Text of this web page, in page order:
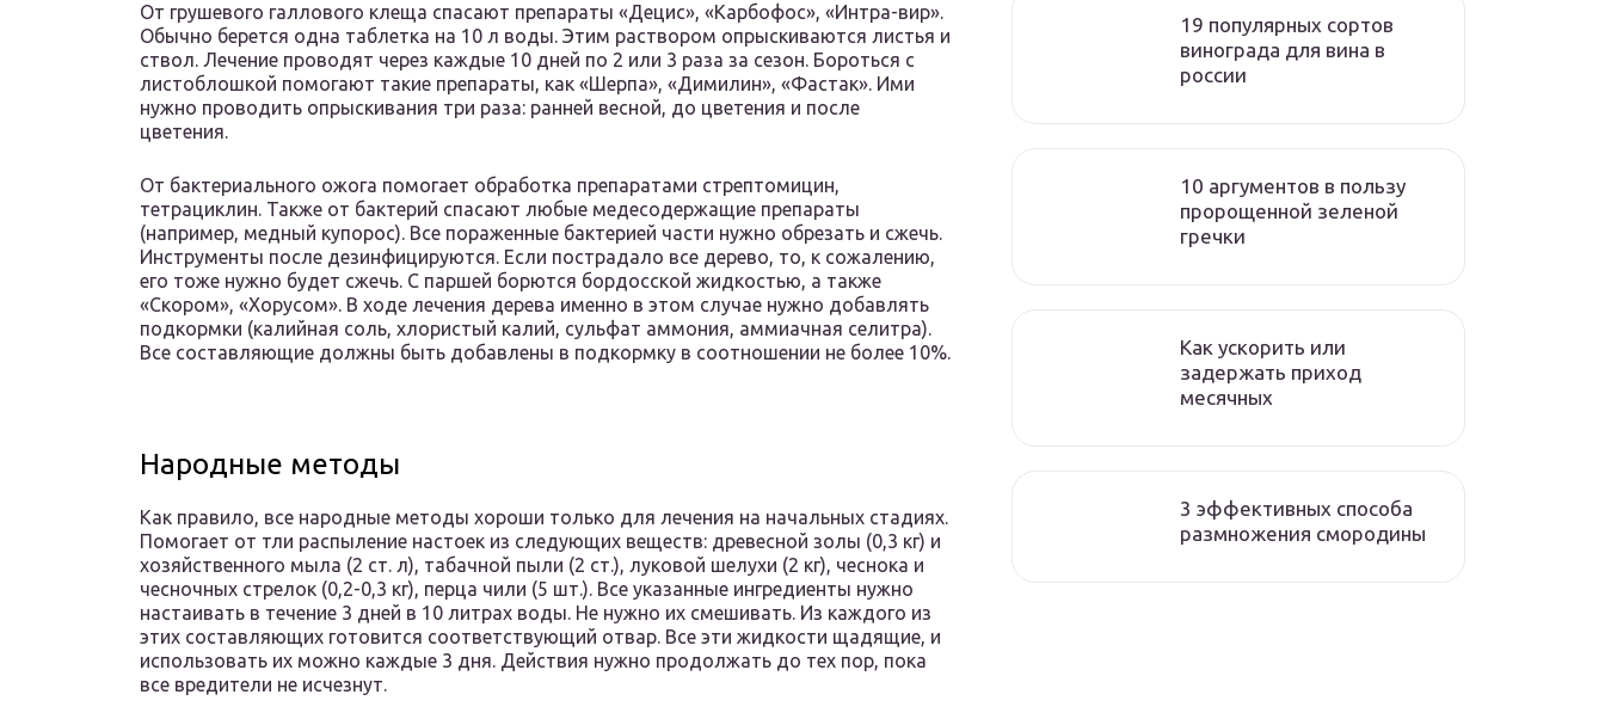
От грушевого галлового клеща спасают препараты «Децис», «Карбофос», «Интра-вир».
Обычно берется одна таблетка на 10 л воды. Этим раствором опрыскиваются листья и
ствол. Лечение проводят через каждые 10 дней по 2 или 3 раза за сезон. Бороться с
листоблошкой помогают такие препараты, как «Шерпа», «Димилин», «Фастак». Ими
нужно проводить опрыскивания три раза: ранней весной, до цветения и после
цветения.
От бактериального ожога помогает обработка препаратами стрептомицин,
тетрациклин. Также от бактерий спасают любые медесодержащие препараты
(например, медный купорос). Все пораженные бактерией части нужно обрезать и сжечь.
Инструменты после дезинфицируются. Если пострадало все дерево, то, к сожалению,
его тоже нужно будет сжечь. С паршей борются бордосской жидкостью, а также
«Скором», «Хорусом». В ходе лечения дерева именно в этом случае нужно добавлять
подкормки (калийная соль, хлористый калий, сульфат аммония, аммиачная селитра).
Все составляющие должны быть добавлены в подкормку в соотношении не более 10%.
Народные методы
Как правило, все народные методы хороши только для лечения на начальных стадиях.
Помогает от тли распыление настоек из следующих веществ: древесной золы (0,3 кг) и
хозяйственного мыла (2 ст. л), табачной пыли (2 ст.), луковой шелухи (2 кг), чеснока и
чесночных стрелок (0,2-0,3 кг), перца чили (5 шт.). Все указанные ингредиенты нужно
настаивать в течение 3 дней в 10 литрах воды. Не нужно их смешивать. Из каждого из
этих составляющих готовится соответствующий отвар. Все эти жидкости щадящие, и
использовать их можно каждые 3 дня. Действия нужно продолжать до тех пор, пока
все вредители не исчезнут.
19 популярных сортов
винограда для вина в
россии
10 аргументов в пользу
пророщенной зеленой
гречки
Как ускорить или
задержать приход
месячных
3 эффективных способа
размножения смородины